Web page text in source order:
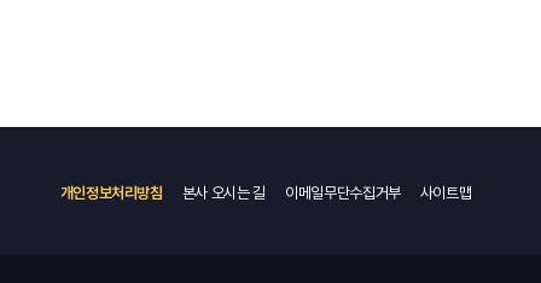
개인정보처리방침 본사 오시는 길 이메일무단수집거부 사이트맵